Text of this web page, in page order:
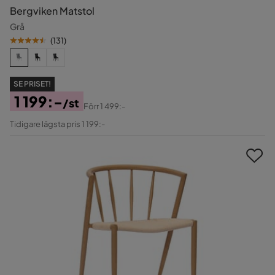
Bergviken Matstol
Grå
(131)
SE PRISET!
Pris
1 199:-/st
Original
Förr1 499:-
Tidigare lägsta pris 1 199:-